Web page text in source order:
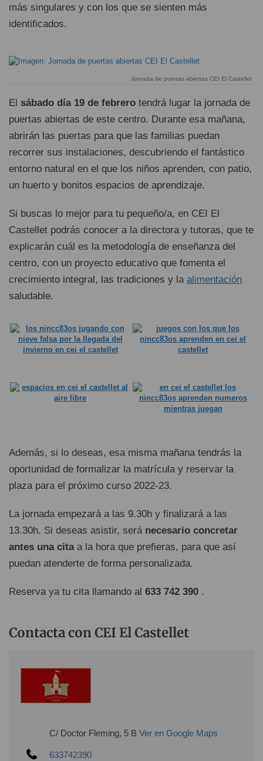
más singulares y con los que se sienten más
identificados.
Jornada de puertas abiertas CEI El Castellet
El sábado día 19 de febrero tendrá lugar la jornada de
puertas abiertas de este centro. Durante esa mañana,
abrirán las puertas para que las familias puedan
recorrer sus instalaciones, descubriendo el fantástico
entorno natural en el que los niños aprenden, con patio,
un huerto y bonitos espacios de aprendizaje.
Si buscas lo mejor para tu pequeño/a, en CEI El
Castellet podrás conocer a la directora y tutoras, que te
explicarán cuál es la metodología de enseñanza del
centro, con un proyecto educativo que fomenta el
crecimiento integral, las tradiciones y la alimentación
saludable.
Además, si lo deseas, esa misma mañana tendrás la
oportunidad de formalizar la matrícula y reservar la
plaza para el próximo curso 2022-23.
La jornada empezará a las 9.30h y finalizará a las
13.30h. Si deseas asistir, será necesario concretar
antes una citaa la hora que prefieras, para que así
puedan atenderte de forma personalizada.
Reserva ya tu cita llamando al 633 742 390 .
Contacta con CEI El Castellet
C/ Doctor Fleming, 5 B Ver en Google Maps
633742390